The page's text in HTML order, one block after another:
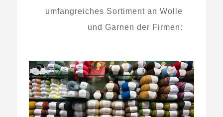
umfangreiches Sortiment an Wolle
und Garnen der Firmen: